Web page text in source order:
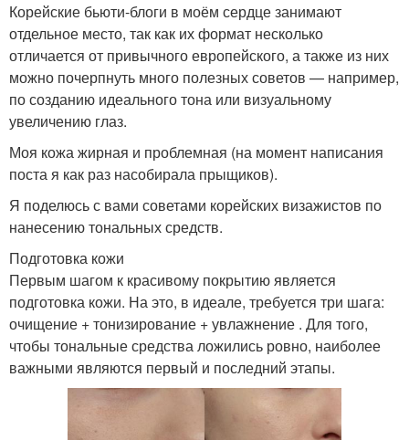
Корейские бьюти-блоги в моём сердце занимают
отдельное место, так как их формат несколько
отличается от привычного европейского, а также из них
можно почерпнуть много полезных советов — например,
по созданию идеального тона или визуальному
увеличению глаз.
Моя кожа жирная и проблемная (на момент написания
поста я как раз насобирала прыщиков).
Я поделюсь с вами советами корейских визажистов по
нанесению тональных средств.
Подготовка кожи
Первым шагом к красивому покрытию является
подготовка кожи. На это, в идеале, требуется три шага:
очищение + тонизирование + увлажнение . Для того,
чтобы тональные средства ложились ровно, наиболее
важными являются первый и последний этапы.